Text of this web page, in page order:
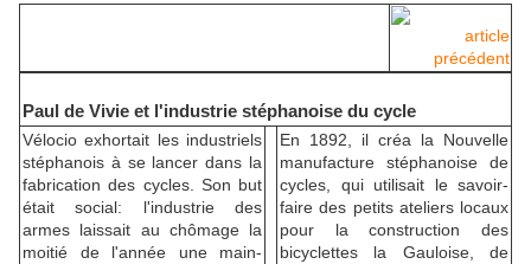
article
précédent
Paul de Vivie et l'industrie stéphanoise du cycle
Vélocio exhortait les industriels
stéphanois à se lancer dans la
fabrication des cycles. Son but
était social: l'industrie des
armes laissait au chômage la
moitié de l'année une main-
En 1892, il créa la Nouvelle
manufacture stéphanoise de
cycles, qui utilisait le savoir-
faire des petits ateliers locaux
pour la construction des
bicyclettes la Gauloise, de